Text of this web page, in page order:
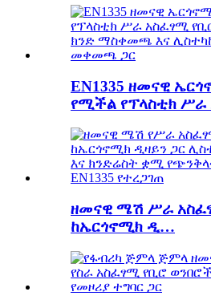
EN1335 ዘመናዊ
የሚችል የፕላስቲክ ሥራ
ዘመናዊ ሜሽ ሥራ
ከኤርጎኖሚክ ዲ…